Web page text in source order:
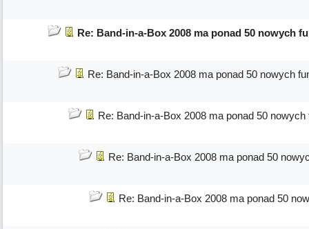
Re: Band-in-a-Box 2008 ma ponad 50 nowych
Re: Band-in-a-Box 2008 ma ponad 50 nowych
Re: Band-in-a-Box 2008 ma ponad 50 nowych
Re: Band-in-a-Box 2008 ma ponad 50
Re: Band-in-a-Box 2008 ma ponad 50